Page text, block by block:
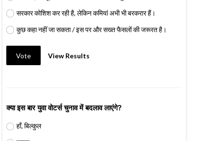
सरकार कोशिश कर रही है, लेकिन कमियां अभी भी बरकरार हैं।
कुछ कहा नहीं जा सकता / इस पर और सख्त फैसलों की जरूरत है।
Vote View Results
क्या इस बार युवा वोटर्स चुनाव में बदलाव लाएंगे?
हाँ, बिल्कुल